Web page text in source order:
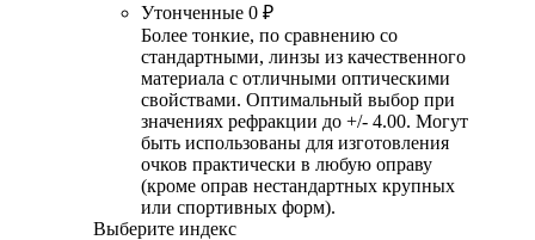
Утонченные 0 ₽
Более тонкие, по сравнению со
стандартными, линзы из качественного
материала с отличными оптическими
свойствами. Оптимальный выбор при
значениях рефракции до +/- 4.00. Могут
быть использованы для изготовления
очков практически в любую оправу
(кроме оправ нестандартных крупных
или спортивных форм).
Выберите индекс